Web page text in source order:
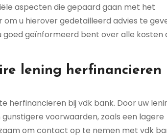
aspecten die gepaard gaan met het
u hierover gedetailleerd advies te
geïnformeerd bent over alle kosten
lening herfinancieren
herfinancieren bij vdk bank. Door uw
voorwaarden, zoals een lagere
om contact op te nemen met vdk